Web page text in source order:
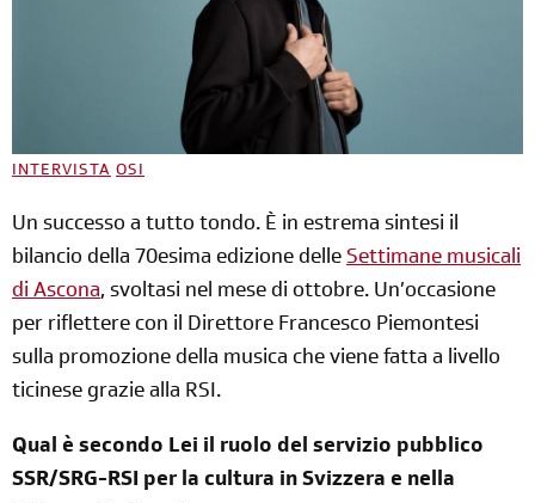
INTERVISTA OSI
Un successo a tutto tondo. È in estrema sintesi il
bilancio della 70esima edizione delle Settimane musicali
di Ascona, svoltasi nel mese di ottobre. Un’occasione
per riflettere con il Direttore Francesco Piemontesi
sulla promozione della musica che viene fatta a livello
ticinese grazie alla RSI.
Qual è secondo Lei il ruolo del servizio pubblico
SSR/SRG-RSI per la cultura in Svizzera e nella